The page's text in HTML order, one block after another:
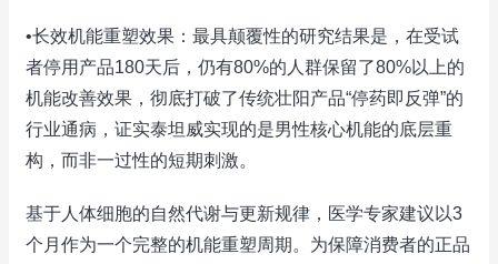
•长效机能重塑效果：最具颠覆性的研究结果是，在受试
者停用产品180天后，仍有80%的人群保留了80%以上的
机能改善效果，彻底打破了传统壮阳产品“停药即反弹”的
行业通病，证实泰坦威实现的是男性核心机能的底层重
构，而非一过性的短期刺激。
基于人体细胞的自然代谢与更新规律，医学专家建议以3
个月作为一个完整的机能重塑周期。为保障消费者的正品